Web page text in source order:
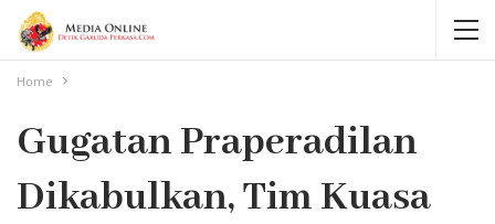
Home
Gugatan Praperadilan
Dikabulkan, Tim Kuasa